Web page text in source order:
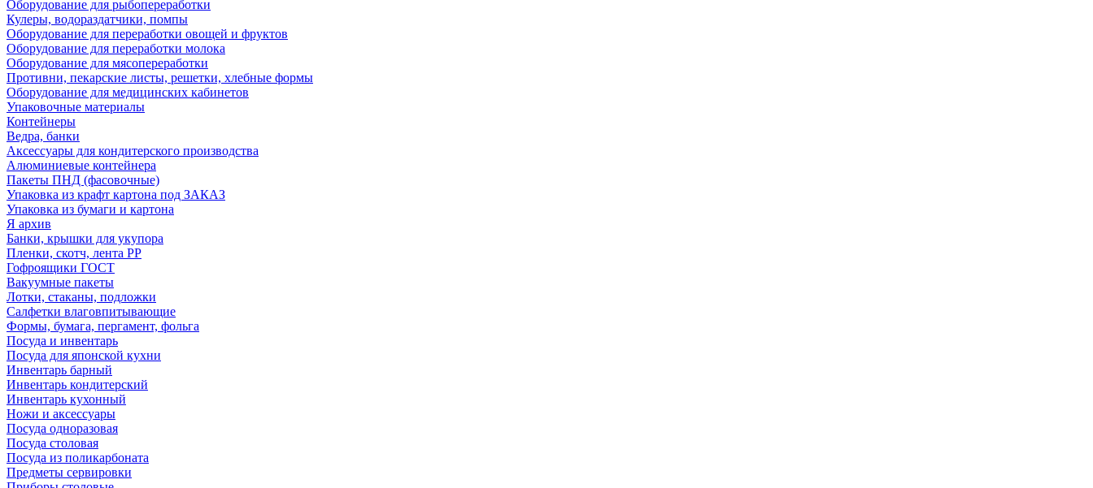
Оборудование для рыбопереработки
Кулеры, водораздатчики, помпы
Оборудование для переработки овощей и фруктов
Оборудование для переработки молока
Оборудование для мясопереработки
Противни, пекарские листы, решетки, хлебные формы
Оборудование для медицинских кабинетов
Упаковочные материалы
Контейнеры
Ведра, банки
Аксессуары для кондитерского производства
Алюминиевые контейнера
Пакеты ПНД (фасовочные)
Упаковка из крафт картона под ЗАКАЗ
Упаковка из бумаги и картона
Я архив
Банки, крышки для укупора
Пленки, скотч, лента РР
Гофроящики ГОСТ
Вакуумные пакеты
Лотки, стаканы, подложки
Салфетки влаговпитывающие
Формы, бумага, пергамент, фольга
Посуда и инвентарь
Посуда для японской кухни
Инвентарь барный
Инвентарь кондитерский
Инвентарь кухонный
Ножи и аксессуары
Посуда одноразовая
Посуда столовая
Посуда из поликарбоната
Предметы сервировки